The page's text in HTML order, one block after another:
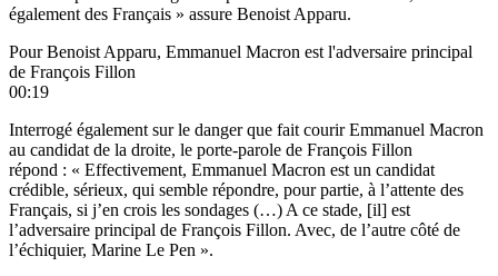
également des Français » assure Benoist Apparu.
Pour Benoist Apparu, Emmanuel Macron est l'adversaire principal
de François Fillon
00:19
Interrogé également sur le danger que fait courir Emmanuel Macron
au candidat de la droite, le porte-parole de François Fillon
répond : « Effectivement, Emmanuel Macron est un candidat
crédible, sérieux, qui semble répondre, pour partie, à l’attente des
Français, si j’en crois les sondages (…) A ce stade, [il] est
l’adversaire principal de François Fillon. Avec, de l’autre côté de
l’échiquier, Marine Le Pen ».